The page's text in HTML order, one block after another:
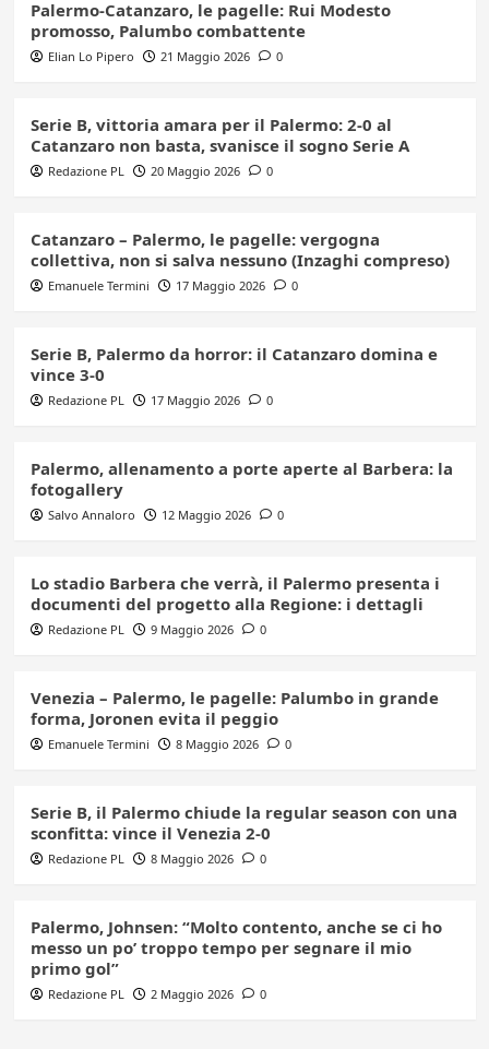
Palermo-Catanzaro, le pagelle: Rui Modesto
promosso, Palumbo combattente
Elian Lo Pipero 21 Maggio 2026 0
Serie B, vittoria amara per il Palermo: 2-0 al
Catanzaro non basta, svanisce il sogno Serie A
Redazione PL 20 Maggio 2026 0
Catanzaro – Palermo, le pagelle: vergogna
collettiva, non si salva nessuno (Inzaghi compreso)
Emanuele Termini 17 Maggio 2026 0
Serie B, Palermo da horror: il Catanzaro domina e
vince 3-0
Redazione PL 17 Maggio 2026 0
Palermo, allenamento a porte aperte al Barbera: la
fotogallery
Salvo Annaloro 12 Maggio 2026 0
Lo stadio Barbera che verrà, il Palermo presenta i
documenti del progetto alla Regione: i dettagli
Redazione PL 9 Maggio 2026 0
Venezia – Palermo, le pagelle: Palumbo in grande
forma, Joronen evita il peggio
Emanuele Termini 8 Maggio 2026 0
Serie B, il Palermo chiude la regular season con una
sconfitta: vince il Venezia 2-0
Redazione PL 8 Maggio 2026 0
Palermo, Johnsen: “Molto contento, anche se ci ho
messo un po’ troppo tempo per segnare il mio
primo gol”
Redazione PL 2 Maggio 2026 0